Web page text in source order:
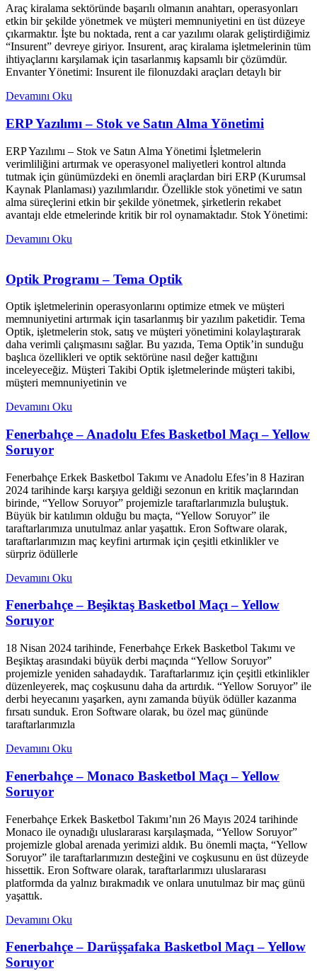
Araç kiralama sektöründe başarılı olmanın anahtarı, operasyonları
etkin bir şekilde yönetmek ve müşteri memnuniyetini en üst düzeye
çıkarmaktır. İşte bu noktada, rent a car yazılımı olarak geliştirdiğimiz
“Insurent” devreye giriyor. Insurent, araç kiralama işletmelerinin tüm
ihtiyaçlarını karşılamak için tasarlanmış kapsamlı bir çözümdür.
Envanter Yönetimi: Insurent ile filonuzdaki araçları detaylı bir
Devamını Oku
ERP Yazılımı – Stok ve Satın Alma Yönetimi
ERP Yazılımı – Stok ve Satın Alma Yönetimi İşletmelerin
verimliliğini artırmak ve operasyonel maliyetleri kontrol altında
tutmak için günümüzdeki en önemli araçlardan biri ERP (Kurumsal
Kaynak Planlaması) yazılımlarıdır. Özellikle stok yönetimi ve satın
alma süreçlerini etkin bir şekilde yönetmek, şirketlerin rekabet
avantajı elde etmelerinde kritik bir rol oynamaktadır. Stok Yönetimi:
Devamını Oku
Optik Programı – Tema Optik
Optik işletmelerinin operasyonlarını optimize etmek ve müşteri
memnuniyetini artırmak için tasarlanmış bir yazılım paketidir. Tema
Optik, işletmelerin stok, satış ve müşteri yönetimini kolaylaştırarak
daha verimli çalışmasını sağlar. Bu yazıda, Tema Optik’in sunduğu
başlıca özellikleri ve optik sektörüne nasıl değer kattığını
inceleyeceğiz. Müşteri Takibi Optik işletmelerinde müşteri takibi,
müşteri memnuniyetinin ve
Devamını Oku
Fenerbahçe – Anadolu Efes Basketbol Maçı – Yellow
Soruyor
Fenerbahçe Erkek Basketbol Takımı ve Anadolu Efes’in 8 Haziran
2024 tarihinde karşı karşıya geldiği sezonun en kritik maçlarından
birinde, “Yellow Soruyor” projemizle taraftarlarımızla buluştuk.
Büyük bir katılımın olduğu bu maçta, “Yellow Soruyor” ile
taraftarlarımıza unutulmaz anlar yaşattık. Eron Software olarak,
taraftarlarımızın maç keyfini artırmak için çeşitli etkinlikler ve
sürpriz ödüllerle
Devamını Oku
Fenerbahçe – Beşiktaş Basketbol Maçı – Yellow
Soruyor
18 Nisan 2024 tarihinde, Fenerbahçe Erkek Basketbol Takımı ve
Beşiktaş arasındaki büyük derbi maçında “Yellow Soruyor”
projemizle yeniden sahadaydık. Taraftarlarımız için çeşitli etkinlikler
düzenleyerek, maç coşkusunu daha da artırdık. “Yellow Soruyor” ile
derbi heyecanını yaşarken, aynı zamanda büyük ödüller kazanma
fırsatı sunduk. Eron Software olarak, bu özel maç gününde
taraftarlarımızla
Devamını Oku
Fenerbahçe – Monaco Basketbol Maçı – Yellow
Soruyor
Fenerbahçe Erkek Basketbol Takımı’nın 26 Mayıs 2024 tarihinde
Monaco ile oynadığı uluslararası karşılaşmada, “Yellow Soruyor”
projemizle global arenada yerimizi aldık. Bu önemli maçta, “Yellow
Soruyor” ile taraftarlarımızın desteğini ve coşkusunu en üst düzeyde
hissettik. Eron Software olarak, taraftarlarımızı uluslararası
platformda da yalnız bırakmadık ve onlara unutulmaz bir maç günü
yaşattık.
Devamını Oku
Fenerbahçe – Darüşşafaka Basketbol Maçı – Yellow
Soruyor